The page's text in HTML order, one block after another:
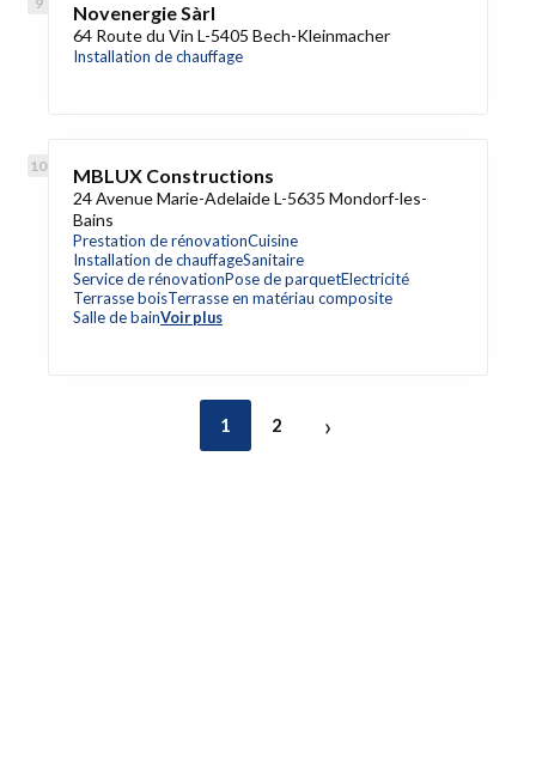
Novenergie Sàrl
64 Route du Vin L-5405 Bech-Kleinmacher
Installation de chauffage
MBLUX Constructions
24 Avenue Marie-Adelaide L-5635 Mondorf-les-
Bains
Prestation de rénovationCuisine
Installation de chauffageSanitaire
Service de rénovationPose de parquetElectricité
Terrasse boisTerrasse en matériau composite
Salle de bainVoir plus
1 2 ›